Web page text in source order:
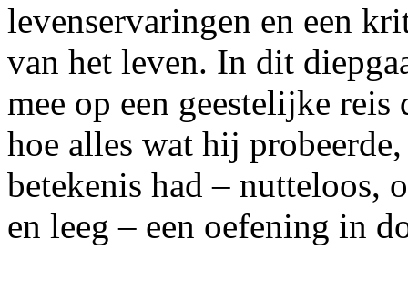
levenservaringen en een
van het leven. In dit
mee op een geestelijke
hoe alles wat hij
betekenis had – nutteloos,
en leeg – een oefening in